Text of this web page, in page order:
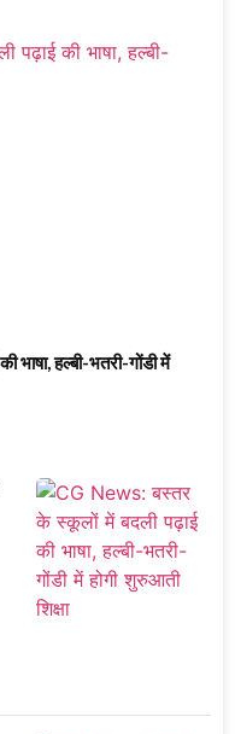
हल्बी-भतरी-गोंडी में